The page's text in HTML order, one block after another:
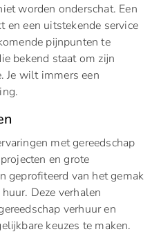
worden onderschat. Een
en een uitstekende service
pijnpunten te
bekend staat om zijn
Je wilt immers een
met gereedschap
en grote
geprofiteerd van het gemak
Deze verhalen
verhuur en
keuzes te maken.